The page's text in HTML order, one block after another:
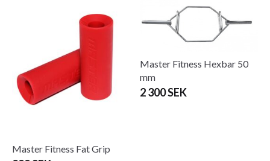
Master Fitness Fat Grip
Master Fitness Hexbar 50
mm
2 300 SEK